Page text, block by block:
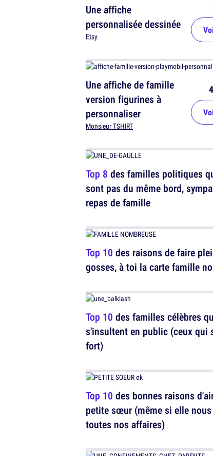
Une affiche
personnalisée dessinée
Etsy
Une affiche de famille
version figurines à
personnaliser
Monsieur TSHIRT
Top 8 des familles politiques
sont pas du même bord,
repas de famille
Top 10 des raisons de faire
gosses, à toi la carte famille
Top 10 des familles célèbres
s'insultent en public (ceux qui
fort)
Top 10 des bonnes raisons
petite sœur (même si elle
toutes nos affaires)